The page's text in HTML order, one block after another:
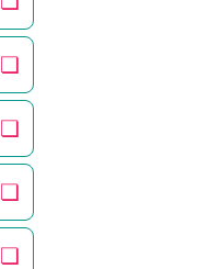
❏
❏
❏
❏